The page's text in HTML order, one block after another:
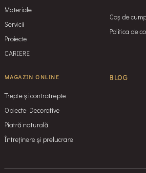
Materiale
Servicii
Proiecte
CARIERE
Coș de
Politica de
MAGAZIN ONLINE
Trepte și contratrepte
Obiecte Decorative
Piatră naturală
Întreținere și prelucrare
BLOG